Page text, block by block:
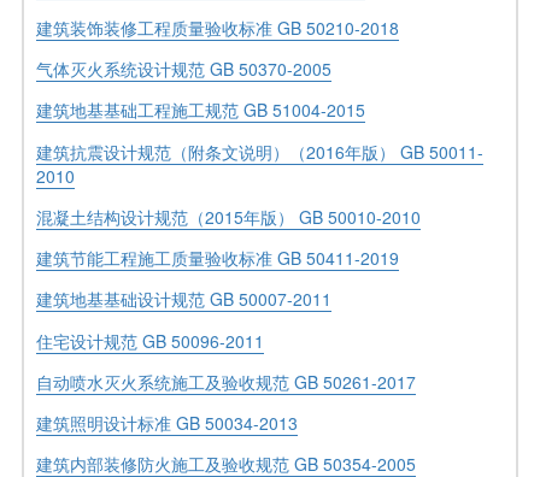
建筑装饰装修工程质量验收标准 GB 50210-2018
气体灭火系统设计规范 GB 50370-2005
建筑地基基础工程施工规范 GB 51004-2015
建筑抗震设计规范（附条文说明）（2016年版） GB 50011-
2010
混凝土结构设计规范（2015年版） GB 50010-2010
建筑节能工程施工质量验收标准 GB 50411-2019
建筑地基基础设计规范 GB 50007-2011
住宅设计规范 GB 50096-2011
自动喷水灭火系统施工及验收规范 GB 50261-2017
建筑照明设计标准 GB 50034-2013
建筑内部装修防火施工及验收规范 GB 50354-2005